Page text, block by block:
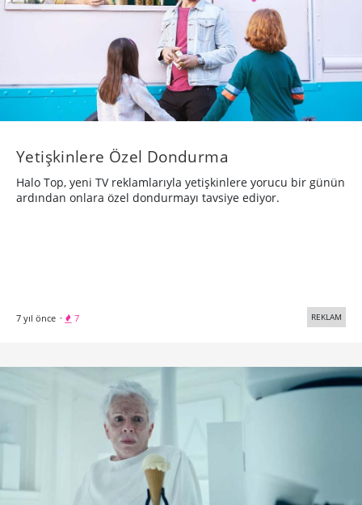
Yetişkinlere Özel Dondurma
Halo Top, yeni TV reklamlarıyla yetişkinlere yorucu bir günün
ardından onlara özel dondurmayı tavsiye ediyor.
7 yıl önce · 7 REKLAM